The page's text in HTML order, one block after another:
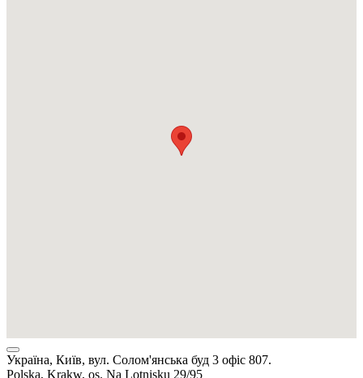
Україна, Київ, вул. Солом'янська буд 3 офіс 807.
Polska, Krakw, os. Na Lotnisku 29/95